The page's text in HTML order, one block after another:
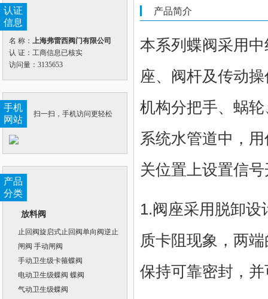
认证
信息
名 称： 上海弗雷西阀门有限公司
认 证：工商信息已核实
访问量：3135653
手机
网站
扫一扫，手机访问更轻松
产品
分类
放料阀
止回阀旋启式止回阀单向阀逆止
闸阀 手动闸阀
手动卫生级卡箍蝶阀
电动卫生级蝶阀 蝶阀
气动卫生级蝶阀
产品简介
本系列蝶阀采用
座、阀杆及传动
机构分把手、蜗
系统水管道中，
关位置上设置信
1.阀座采用脱卸
质卡阻现象，两
保持可靠密封，